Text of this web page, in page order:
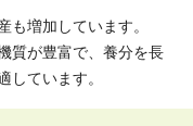
増加しています。
質が豊富で、養分を長
しています。